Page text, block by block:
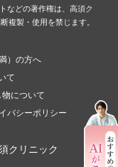
などの著作権は、高須ク
複製・使用を禁じます。
）の方へ
て
について
バシーポリシー
クリニック